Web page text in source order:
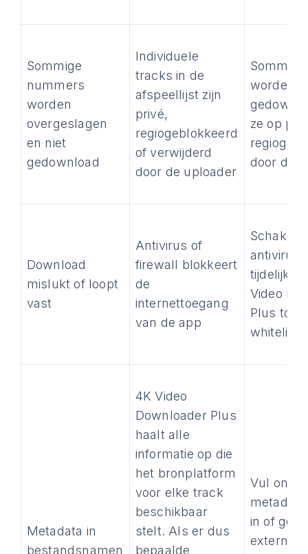
Sommige
nummers
worden
overgeslagen
en niet
gedownload
Individuele
tracks in de
afspeellijst zijn
privé,
regiogeblokkeerd
of verwijderd
door de uploader
worden
ze op
door de
Download
mislukt of loopt
vast
Antivirus of
firewall blokkeert
de
internettoegang
van de app
Schakel
tijdelijk
Video
Plus toe
whitelist
Metadata in
bestandsnamen
4K Video
Downloader Plus
haalt alle
informatie op die
het bronplatform
voor elke track
beschikbaar
stelt. Als er dus
bepaalde
Vul
in of
externe